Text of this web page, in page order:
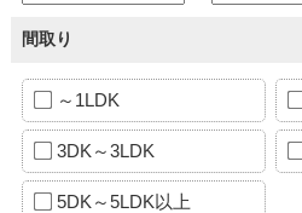
間取り
～1LDK
3DK～3LDK
5DK～5LDK以上